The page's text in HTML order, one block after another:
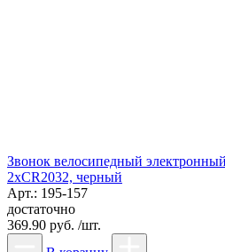
Звонок велосипедный
2xCR2032, черный
Арт.: 195-157
достаточно
369.90 руб. /шт.